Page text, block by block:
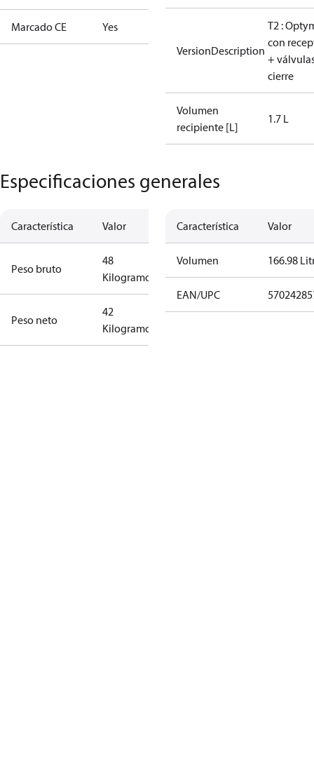
Marcado CE Yes
VersionDescription
T2 :
con
+
cierre
Volumen
recipiente [L]
1.7 L
Especificaciones generales
Característica Valor
Peso bruto
48
Kilogramo
Peso neto
42
Kilogramo
Característica Valor
Volumen 166.98
EAN/UPC